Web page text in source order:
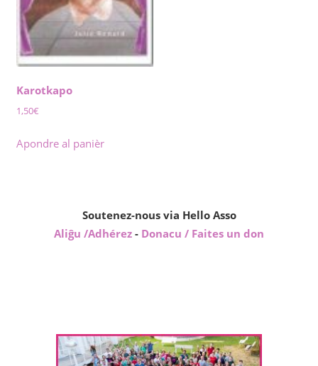
Karotkapo
1,50€
Apondre al panièr
Soutenez-nous via Hello Asso
Aliĝu /Adhérez - Donacu / Faites un don